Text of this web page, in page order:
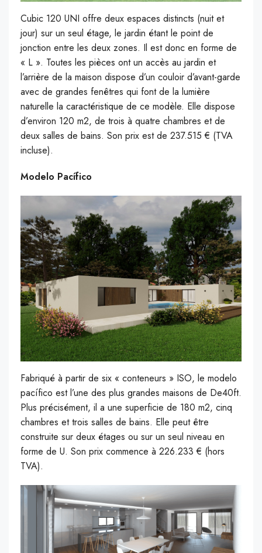
Cubic 120 UNI offre deux espaces distincts (nuit et
jour) sur un seul étage, le jardin étant le point de
jonction entre les deux zones. Il est donc en forme de
« L ». Toutes les pièces ont un accès au jardin et
l’arrière de la maison dispose d’un couloir d’avant-garde
avec de grandes fenêtres qui font de la lumière
naturelle la caractéristique de ce modèle. Elle dispose
d’environ 120 m2, de trois à quatre chambres et de
deux salles de bains. Son prix est de 237.515 € (TVA
incluse).
Modelo Pacífico
Fabriqué à partir de six « conteneurs » ISO, le modelo
pacífico est l’une des plus grandes maisons de De40ft.
Plus précisément, il a une superficie de 180 m2, cinq
chambres et trois salles de bains. Elle peut être
construite sur deux étages ou sur un seul niveau en
forme de U. Son prix commence à 226.233 € (hors
TVA).